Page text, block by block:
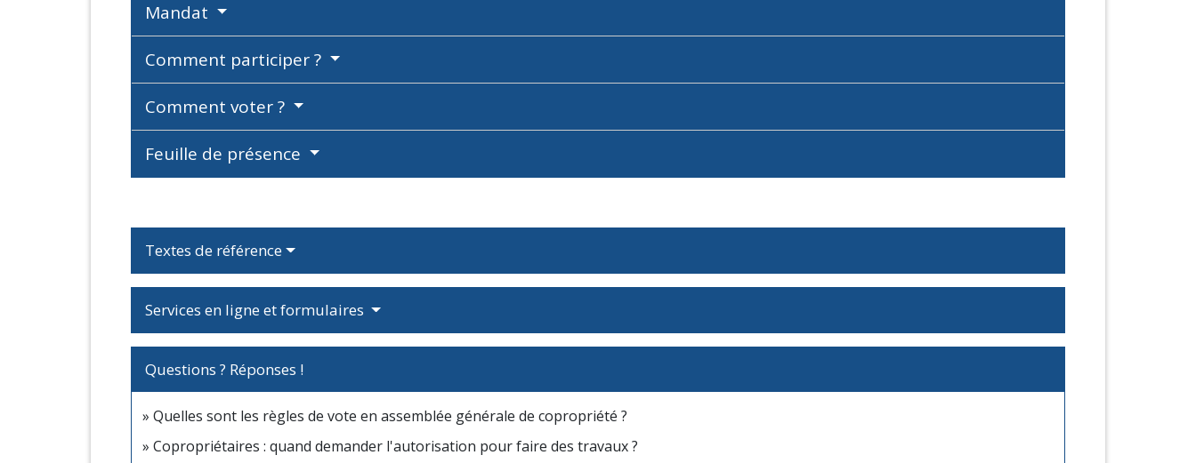
Mandat
Comment participer ?
Comment voter ?
Feuille de présence
Textes de référence
Services en ligne et formulaires
Questions ? Réponses !
Quelles sont les règles de vote en assemblée générale de copropriété ?
Copropriétaires : quand demander l'autorisation pour faire des travaux ?